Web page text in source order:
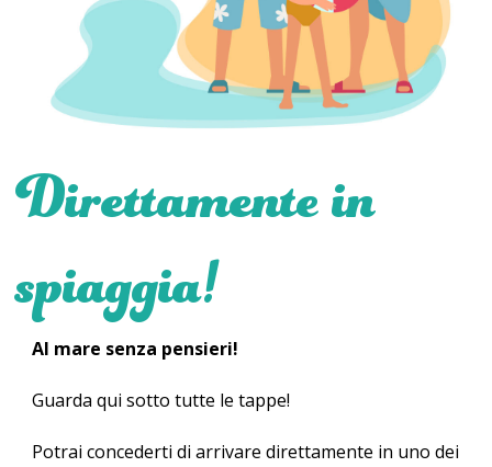
Direttamente in
spiaggia!
Al mare senza pensieri!
Guarda qui sotto tutte le tappe!
Potrai concederti di arrivare direttamente in uno dei